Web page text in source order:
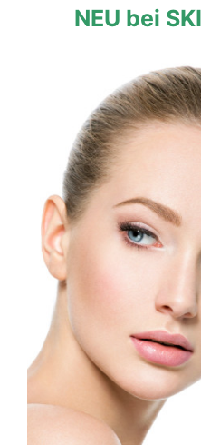
NEU bei